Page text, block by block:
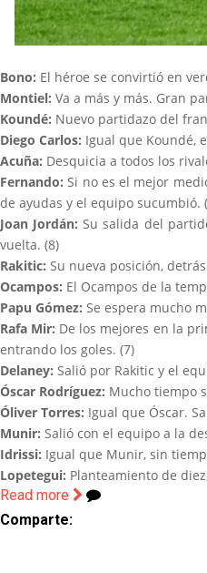
Bono: El héroe se convirtió en
Montiel: Va a más y más. Gran
Koundé: Nuevo partidazo del
Diego Carlos: Igual que Koundé,
Acuña: Desquicia a todos los
Fernando: Si no es el mejor
de ayudas y el equipo sucumbió.
Joan Jordán: Su salida del
vuelta. (8)
Rakitic: Su nueva posición,
Ocampos: El Ocampos de la
Papu Gómez: Se espera mucho
Rafa Mir: De los mejores en la
entrando los goles. (7)
Delaney: Salió por Rakitic y el
Óscar Rodríguez: Mucho tiempo
Óliver Torres: Igual que Óscar.
Munir: Salió con el equipo a la
Idrissi: Igual que Munir, sin
Lopetegui: Planteamiento de
Read more
Comparte: